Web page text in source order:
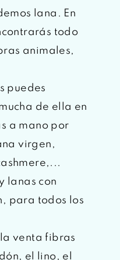
lana. En
todo
animales,
puedes
de ella en
a mano por
virgen,
lanas con
para todos los
venta fibras
el lino, el